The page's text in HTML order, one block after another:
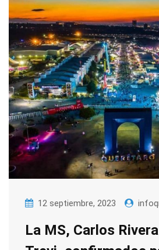
12 septiembre, 2023
La MS, Carlos